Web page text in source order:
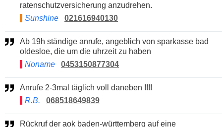
ratenschutzversicherung anzudrehen.
Sunshine
021616940130
Ab 19h ständige anrufe, angeblich von sparkasse bad
oldesloe, die um die uhrzeit zu haben
Noname
0453150877304
Anrufe 2-3mal täglich voll daneben !!!!
R.B.
068518649839
Rückruf der aok baden-württemberg auf eine